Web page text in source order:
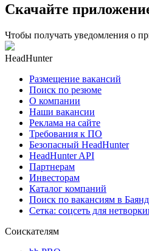
Скачайте
Чтобы получать уведомления о
HeadHunter
Размещение вакансий
Поиск по резюме
О компании
Наши вакансии
Реклама на сайте
Требования к ПО
Безопасный HeadHunter
HeadHunter API
Партнерам
Инвесторам
Каталог компаний
Поиск по вакансиям в
Сетка: соцсеть для
Соискателям